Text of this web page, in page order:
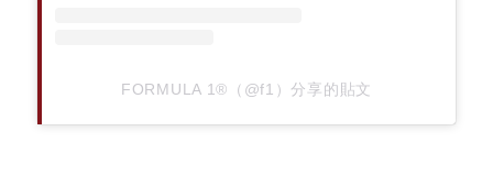
FORMULA 1®（@f1）分享的貼文